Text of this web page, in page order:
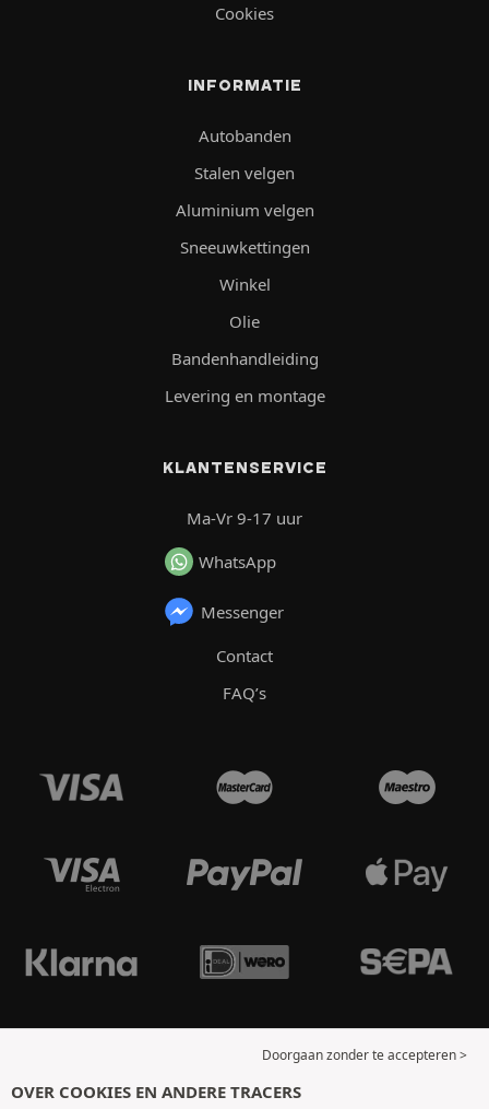
Cookies
INFORMATIE
Autobanden
Stalen velgen
Aluminium velgen
Sneeuwkettingen
Winkel
Olie
Bandenhandleiding
Levering en montage
KLANTENSERVICE
Ma-Vr 9-17 uur
WhatsApp
Messenger
Contact
FAQ’s
Doorgaan zonder te accepteren >
OVER COOKIES EN ANDERE TRACERS